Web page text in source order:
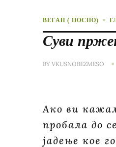
ВЕГАН ( ПОСНО)
Суви
BYVKUSNOBEZMESO
Ако ви
пробала до
јадење кое